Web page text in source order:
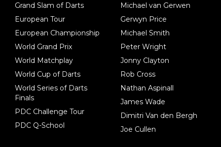
Grand Slam of Darts
European Tour
European Championship
World Grand Prix
World Matchplay
World Cup of Darts
World Series of Darts
Finals
PDC Challenge Tour
PDC Q-School
Michael van Gerwen
Gerwyn Price
Michael Smith
Peter Wright
Jonny Clayton
Rob Cross
Nathan Aspinall
James Wade
Dimitri Van den Bergh
Joe Cullen